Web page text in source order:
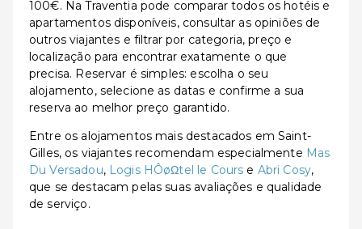
100€. Na Traventia pode comparar todos os hotéis e
apartamentos disponíveis, consultar as opiniões de
outros viajantes e filtrar por categoria, preço e
localização para encontrar exatamente o que
precisa. Reservar é simples: escolha o seu
alojamento, selecione as datas e confirme a sua
reserva ao melhor preço garantido.
Entre os alojamentos mais destacados em Saint-
Gilles, os viajantes recomendam especialmente Mas
Du Versadou, Logis HÔøΩtel le Cours e Abri Cosy,
que se destacam pelas suas avaliações e qualidade
de serviço.